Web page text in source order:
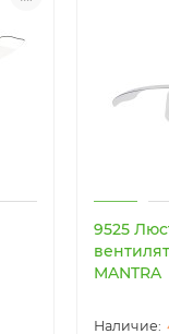
9525
MANTRA